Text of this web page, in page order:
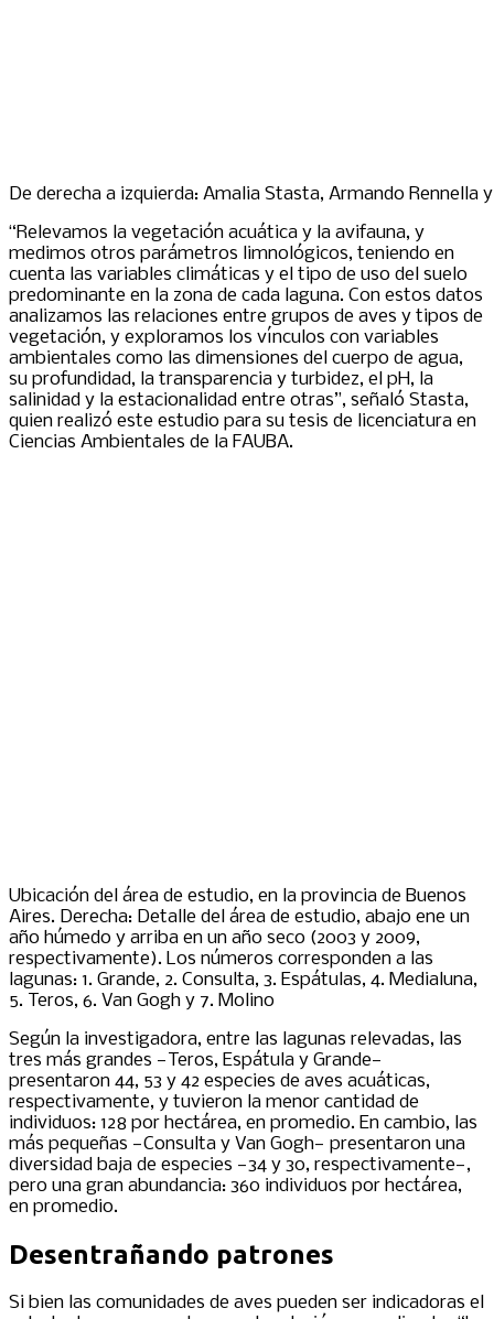
De derecha a izquierda: Amalia Stasta, Armando
“Relevamos la vegetación acuática y la avifauna, y
medimos otros parámetros limnológicos, teniendo en
cuenta las variables climáticas y el tipo de uso del suelo
predominante en la zona de cada laguna. Con estos datos
analizamos las relaciones entre grupos de aves y tipos de
vegetación, y exploramos los vínculos con variables
ambientales como las dimensiones del cuerpo de agua,
su profundidad, la transparencia y turbidez, el pH, la
salinidad y la estacionalidad entre otras”, señaló Stasta,
quien realizó este estudio para su tesis de licenciatura en
Ciencias Ambientales de la FAUBA.
Ubicación del área de estudio, en la provincia de Buenos
Aires. Derecha: Detalle del área de estudio, abajo ene un
año húmedo y arriba en un año seco (2003 y 2009,
respectivamente). Los números corresponden a las
lagunas: 1. Grande, 2. Consulta, 3. Espátulas, 4. Medialuna,
5. Teros, 6. Van Gogh y 7. Molino
Según la investigadora, entre las lagunas relevadas, las
tres más grandes —Teros, Espátula y Grande—
presentaron 44, 53 y 42 especies de aves acuáticas,
respectivamente, y tuvieron la menor cantidad de
individuos: 128 por hectárea, en promedio. En cambio, las
más pequeñas —Consulta y Van Gogh— presentaron una
diversidad baja de especies —34 y 30, respectivamente—,
pero una gran abundancia: 360 individuos por hectárea,
en promedio.
Desentrañando patrones
Si bien las comunidades de aves pueden ser indicadoras el